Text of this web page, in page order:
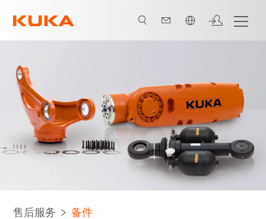
中文 / Chinese
售后服务 备件